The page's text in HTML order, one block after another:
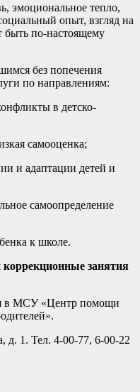
эмоциональное тепло,
опыт, взгляд на
быть по-настоящему
без попечения
по направлениям:
в детско-
самооценка;
и адаптации детей и
самоопределение
к школе.
занятия
в МСУ «Центр помощи
д. 1. Тел. 4-00-77, 6-00-22